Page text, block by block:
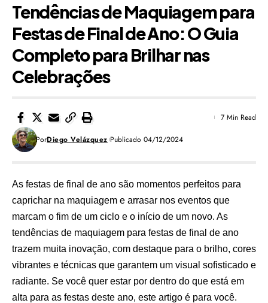
Tendências de Maquiagem para
Festas de Final de Ano: O Guia
Completo para Brilhar nas
Celebrações
PorDiego Velázquez Publicado 04/12/2024
7 Min Read
As festas de final de ano são momentos perfeitos para
caprichar na maquiagem e arrasar nos eventos que
marcam o fim de um ciclo e o início de um novo. As
tendências de maquiagem para festas de final de ano
trazem muita inovação, com destaque para o brilho, cores
vibrantes e técnicas que garantem um visual sofisticado e
radiante. Se você quer estar por dentro do que está em
alta para as festas deste ano, este artigo é para você.